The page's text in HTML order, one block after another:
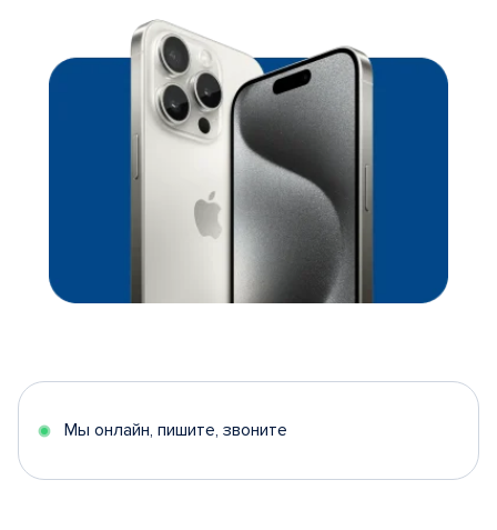
Мы онлайн, пишите, звоните